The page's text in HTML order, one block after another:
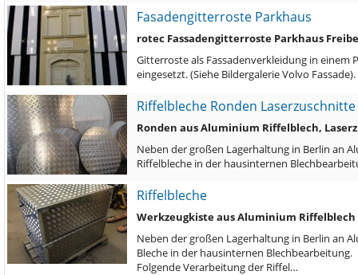
Fasadengitterroste Parkhaus
rotec Fassadengitterroste Parkhaus
Gitterroste als Fassadenverkleidung in
eingesetzt. (Siehe Bildergalerie Volvo
Riffelbleche Ronden Laserzuschnitte
Ronden aus Aluminium Riffelblech,
Neben der großen Lagerhaltung in Berlin an
Riffelbleche in der hausinternen
Riffelbleche
Werkzeugkiste aus Aluminium Riffelblech
Neben der großen Lagerhaltung in Berlin an
Bleche in der hausinternen Blechbearbeitung.
Folgende Verarbeitung der Riffel…